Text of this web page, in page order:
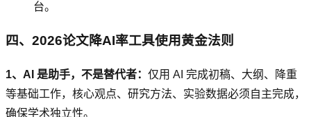
台。
四、2026论文降AI率工具使用黄金法则
1、AI 是助手，不是替代者： 仅用 AI 完成初稿、大纲、降重
等基础工作，核心观点、研究方法、实验数据必须自主完成，
确保学术独立性。